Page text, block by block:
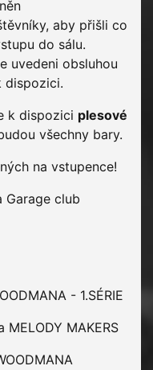
aby přišli co
do sálu.
uvedeni obsluhou
dispozici.
k dispozici plesové
všechny bary.
na vstupence!
Garage club
- 1.SÉRIE
MAKERS